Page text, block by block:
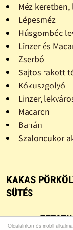
Oldalainkon és mobil
Méz keretben,
Lépesméz
Húsgombóc
Linzer és
Zserbó
Sajtos rakott
Kókuszgolyó
Linzer,
Macaron
Banán
Szaloncukor
KAKAS
SÜTÉS